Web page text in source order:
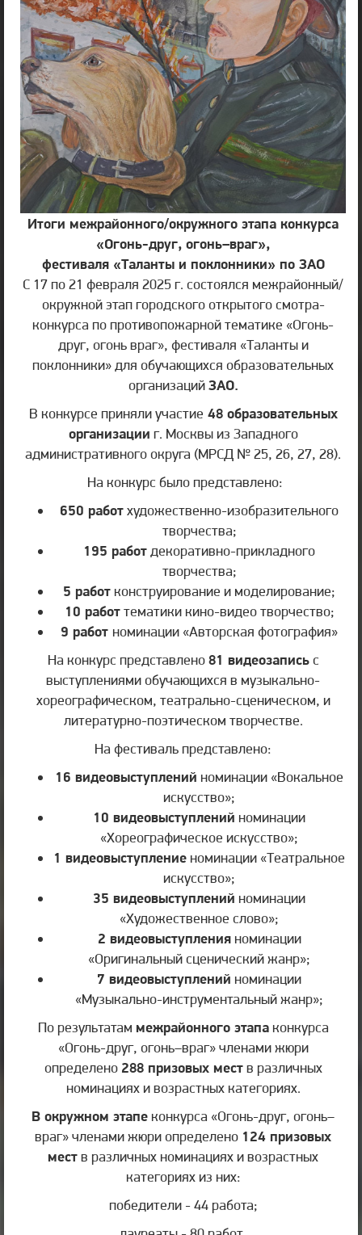
Итоги межрайонного/окружного этапа конкурса
«Огонь-друг, огонь–враг»,
фестиваля «Таланты и поклонники» по ЗАО
С 17 по 21 февраля 2025 г. состоялся межрайонный/
окружной этап городского открытого смотра-
конкурса по противопожарной тематике «Огонь-
друг, огонь враг», фестиваля «Таланты и
поклонники» для обучающихся образовательных
организацийЗАО.
В конкурсе приняли участие 48 образовательных
организации г. Москвы из Западного
административного округа (МРСД № 25, 26, 27, 28).
На конкурс было представлено:
650 работхудожественно-изобразительного
творчества;
195 работ декоративно-прикладного
творчества;
5 работ конструирование и моделирование;
10 работтематики кино-видео творчество;
9 работ номинации «Авторская фотография»
На конкурс представлено81 видеозаписьс
выступлениями обучающихся в музыкально-
хореографическом, театрально-сценическом, и
литературно-поэтическом творчестве.
На фестиваль представлено:
16 видеовыступлений номинации «Вокальное
искусство»;
10 видеовыступлений номинации
«Хореографическое искусство»;
1 видеовыступление номинации «Театральное
искусство»;
35 видеовыступлений номинации
«Художественное слово»;
2 видеовыступленияноминации
«Оригинальный сценический жанр»;
7 видеовыступлений номинации
«Музыкально-инструментальный жанр»;
По результатам межрайонного этапаконкурса
«Огонь-друг, огонь–враг» членами жюри
определено 288 призовых меств различных
номинациях и возрастных категориях.
В окружном этапе конкурса «Огонь-друг, огонь–
враг» членами жюри определено 124 призовых
меств различных номинациях и возрастных
категориях из них:
победители - 44 работа;